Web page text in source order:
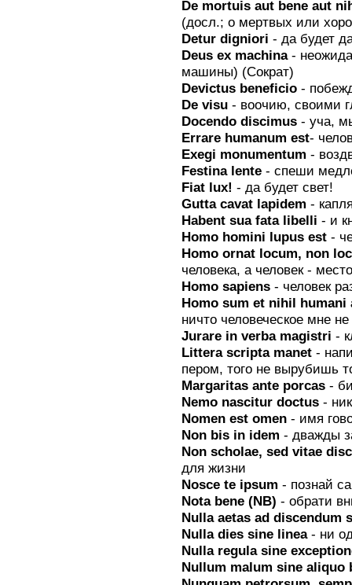
De mortuis aut bene aut
(досл.; о мертвых или
Detur digniori - да будет
Deus ех machina-
машины) (Сократ)
Devictus beneficio-
De visu- воочию, своими
Docendo discimus- уча,
Errare humanum est-
Exegi monumentum -
Festina lente- спеши
Fiat lux! - да будет свет!
Gutta cavat lapidem -
Habent sua fata libelli - и
Homo homini lupus est-
Нomо ornat locum, nоn
человека, а человек - место
Homo sapiens - человек
Homo sum et nihil
ничто человеческое мне
Jurare in verba magistri -
Littera scripta manet-
пером, того не вырубишь
Margaritas ante porcas-
Nemo nascitur doctus-
Nomen est omen- имя
Non bis in idem - дважды
Non scholae, sed vitae
для жизни
Nosce te ipsum - познай
Nota bene (NB) - обрати
Nulla aetas ad discendum
Nulla dies sine linea - ни
Nulla regula sine
Nullum malum sine aliquo